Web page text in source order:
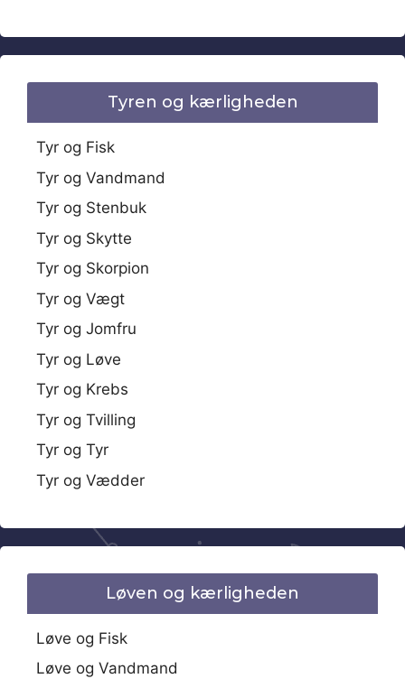
Tyren og kærligheden
Tyr og Fisk
Tyr og Vandmand
Tyr og Stenbuk
Tyr og Skytte
Tyr og Skorpion
Tyr og Vægt
Tyr og Jomfru
Tyr og Løve
Tyr og Krebs
Tyr og Tvilling
Tyr og Tyr
Tyr og Vædder
Løven og kærligheden
Løve og Fisk
Løve og Vandmand